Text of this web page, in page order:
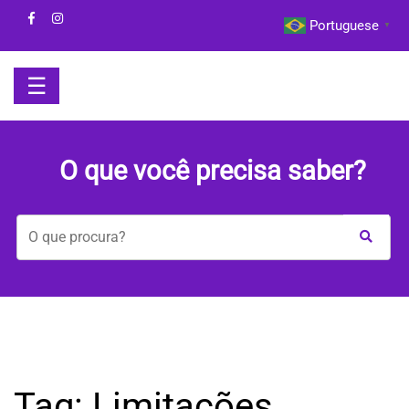
content
HOME
COM
☰
O que você precisa saber?
Portuguese ▼